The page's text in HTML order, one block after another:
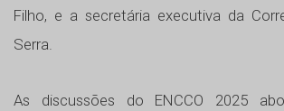
Filho, e a secretária executiva da
Serra.
As discussões do ENCCO 2025